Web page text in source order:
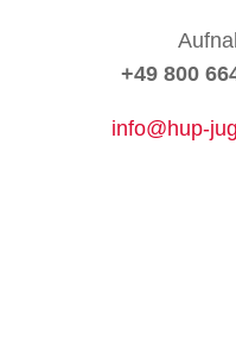
+49 800
info@hup-